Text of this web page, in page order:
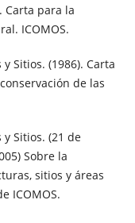
Carta para la
ICOMOS.
Sitios. (1986). Carta
de las
Sitios. (21 de
Sobre la
sitios y áreas
ICOMOS.